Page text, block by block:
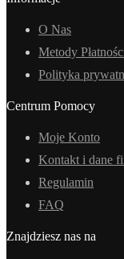
O Nas
Metody
Polityka
Centrum Pomocy
Moje Konto
Kontakt i dane
Regulamin
FAQ
Znajdziesz nas na